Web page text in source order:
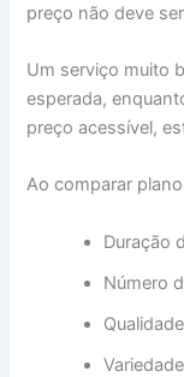
preço não deve
Um serviço muito
esperada,
preço acessível,
Ao comparar
Duração
Número